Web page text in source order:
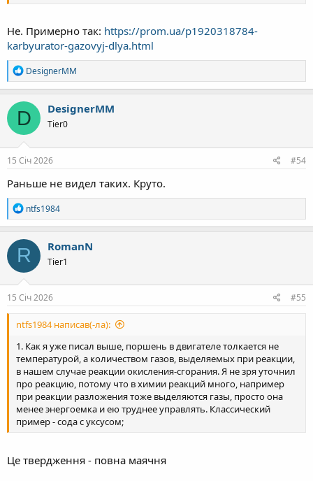
Не. Примерно так: https://prom.ua/p1920318784-
karbyurator-gazovyj-dlya.html
Р
е
а
к
ц
і
ї
:
DesignerMM
D DesignerMM
Tier0
15 Січ 2026 #54
Раньше не видел таких. Круто.
Р
е
а
к
ц
і
ї
:
ntfs1984
R RomanN
Tier1
15 Січ 2026 #55
ntfs1984 написав(-ла):
1. Как я уже писал выше, поршень в двигателе толкается не
температурой, а количеством газов, выделяемых при реакции,
в нашем случае реакции окисления-сгорания. Я не зря уточнил
про реакцию, потому что в химии реакций много, например
при реакции разложения тоже выделяются газы, просто она
менее энергоемка и ею труднее управлять. Классический
пример - сода с уксусом;
Це твердження - повна маячня